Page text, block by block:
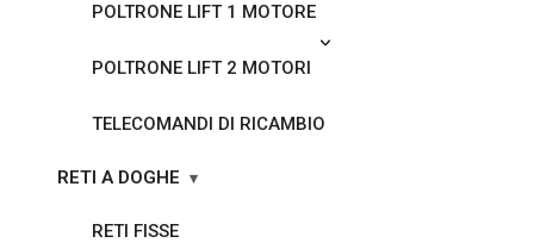
POLTRONE LIFT 1 MOTORE
POLTRONE LIFT 2 MOTORI
TELECOMANDI DI RICAMBIO
RETI A DOGHE
RETI FISSE